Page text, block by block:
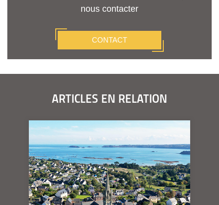
nous contacter
CONTACT
ARTICLES EN RELATION